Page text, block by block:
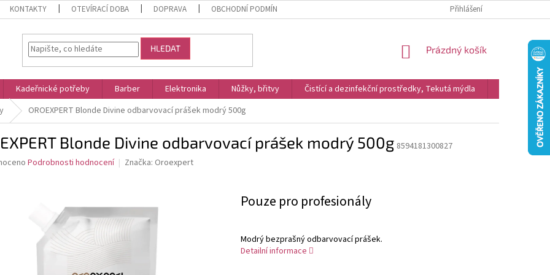
KONTAKTY OTEVÍRACÍ DOBA DOPRAVA OBCHODNÍ PODMÍNKY PODMÍNKY OCHRANY OSOBNÍCH ÚDAJŮ A COOKIES
Přihlášení
HLEDAT
NÁKUPNÍ
Prázdný košík
Kadeřnické potřeby Barber Elektronika Nůžky, břitvy Čistící a dezinfekční prostředky, Tekutá mýdla
Kosmetika
OROEXPERT Blonde Divine odbarvovací prášek modrý 500g
Blonde Divine odbarvovací prášek modrý 500g 8594181300827
Podrobnosti hodnocení Značka: Oroexpert
cena:
Pouze pro profesionály
Modrý bezprašný odbarvovací prášek.
Detailní informace